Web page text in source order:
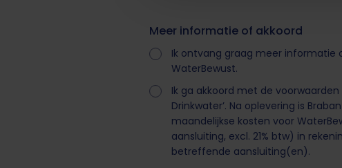
Meer informatie of akkoord
Ik ontvang graag meer informatie
WaterBewust.
Ik ga akkoord met de voorwaarden
Drinkwater’. Na oplevering is
maandelijkse kosten voor
aansluiting, excl. 21% btw) in
betreffende aansluiting(en).